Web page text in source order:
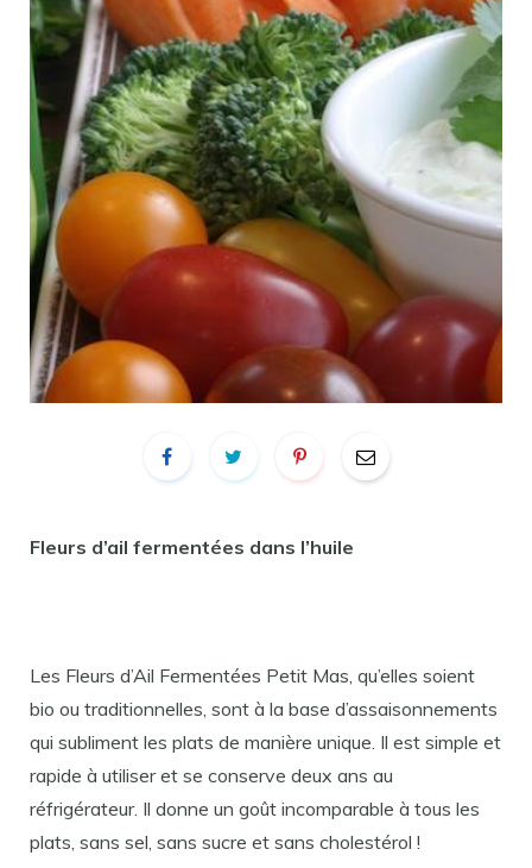
Fleurs d’ail fermentées dans l’huile
Les Fleurs d’Ail Fermentées Petit Mas, qu’elles soient
bio ou traditionnelles, sont à la base d’assaisonnements
qui subliment les plats de manière unique. Il est simple et
rapide à utiliser et se conserve deux ans au
réfrigérateur. Il donne un goût incomparable à tous les
plats, sans sel, sans sucre et sans cholestérol !